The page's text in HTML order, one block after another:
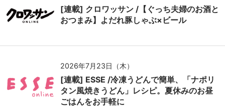
[連載] クロワッサン /【ぐっち夫婦のお酒と
おつまみ】よだれ豚しゃぶ×ビール
2026年7月23日（木）
[連載] ESSE /冷凍うどんで簡単、「ナポリ
タン風焼きうどん」レシピ。夏休みのお昼
ごはんをお手軽に